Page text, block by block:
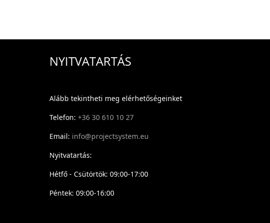
NYITVATARTÁS
Alább tekintheti meg elérhetőségeinket
Telefon: +36 30 610 10 27
Email: info@projectsystem.eu
Nyitvatartás:
Hétfő - Csütörtök: 09:00-17:00
Péntek: 09:00-16:00